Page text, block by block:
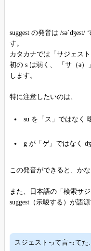
suggest の発音は /
す。
カタカナでは「サジェス
初の s は弱く、 「サ（ə
します。
特に注意したいのは、
su を「ス」ではなく
g が「ゲ」ではなく
この発音ができると、か
また、日本語の「検索サ
suggest（示唆する）が語源
スジェストって言ってた